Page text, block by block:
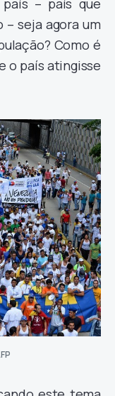
– país que
seja agora um
Como é
o país atingisse